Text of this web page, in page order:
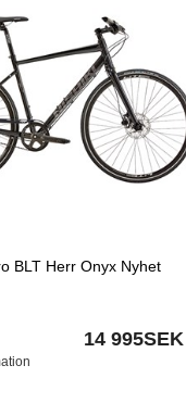
BLT Herr Onyx Nyhet
14 995SEK